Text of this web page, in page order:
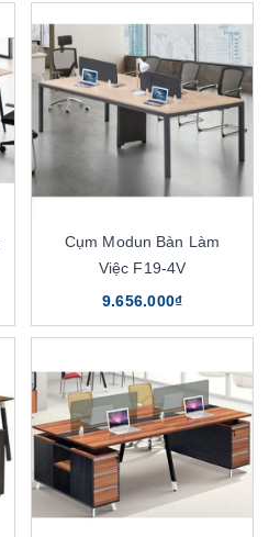
Cụm Modun Bàn Làm
Việc F19-4V
9.656.000₫